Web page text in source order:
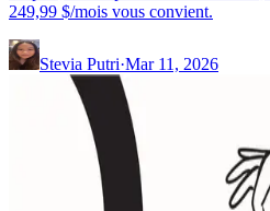
249,99 $/mois vous convient.
Stevia Putri·Mar 11, 2026